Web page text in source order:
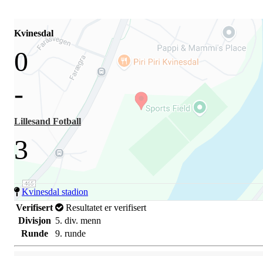
Kvinesdal
0
-
Lillesand Fotball
3
Kvinesdal stadion
Verifisert
Resultatet er verifisert
Divisjon 5. div. menn
Runde
9. runde